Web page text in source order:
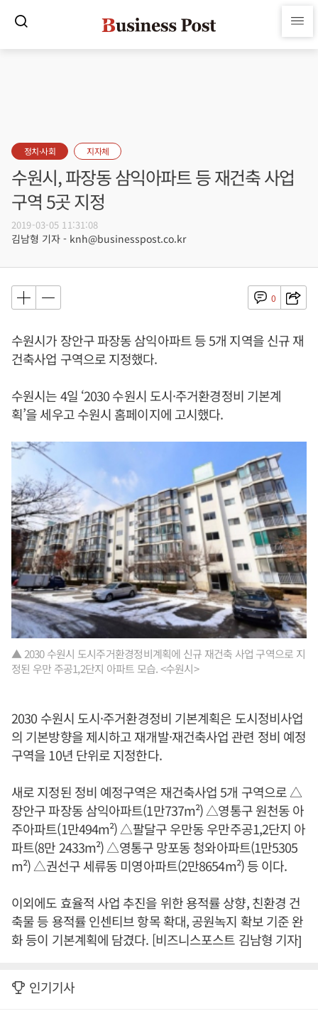
정치·사회 지자체
수원시, 파장동 삼익아파트 등 재건축 사업
구역 5곳 지정
2019-03-05 11:31:08
김남형 기자 - knh@businesspost.co.kr
0
수원시가 장안구 파장동 삼익아파트 등 5개 지역을 신규 재
건축사업 구역으로 지정했다.
수원시는 4일 ‘2030 수원시 도시·주거환경정비 기본계
획’을 세우고 수원시 홈페이지에 고시했다.
▲ 2030 수원시 도시주거환경정비계획에 신규 재건축 사업 구역으로 지
정된 우만 주공1,2단지 아파트 모습. <수원시>
2030 수원시 도시·주거환경정비 기본계획은 도시정비사업
의 기본방향을 제시하고 재개발·재건축사업 관련 정비 예정
구역을 10년 단위로 지정한다.
새로 지정된 정비 예정구역은 재건축사업 5개 구역으로 △
장안구 파장동 삼익아파트(1만737m²) △영통구 원천동 아
주아파트(1만494m²) △팔달구 우만동 우만주공1,2단지 아
파트(8만 2433m²) △영통구 망포동 청와아파트(1만5305
m²) △권선구 세류동 미영아파트(2만8654m²) 등 이다.
이외에도 효율적 사업 추진을 위한 용적률 상향, 친환경 건
축물 등 용적률 인센티브 항목 확대, 공원녹지 확보 기준 완
화 등이 기본계획에 담겼다. [비즈니스포스트 김남형 기자]
인기기사